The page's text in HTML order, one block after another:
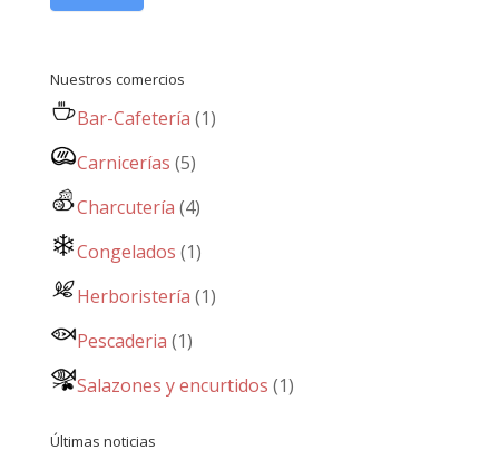
Nuestros comercios
Bar-Cafetería (1)
Carnicerías (5)
Charcutería (4)
Congelados (1)
Herboristería (1)
Pescaderia (1)
Salazones y encurtidos (1)
Últimas noticias